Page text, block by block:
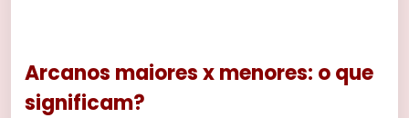
Arcanos maiores x menores: o que
significam?